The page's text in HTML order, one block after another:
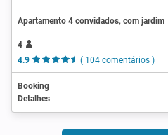
Apartamento 4 convidados, com jardim
4
4.9
( 104 comentários )
Booking
Detalhes